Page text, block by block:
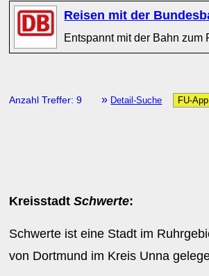
Reisen mit der
Entspannt mit der Bahn zum
Anzahl Treffer: 9 » Detail-Suche FU-
KreisstadtSchwerte:
Schwerte ist eine Stadt im
von Dortmund im Kreis Unna